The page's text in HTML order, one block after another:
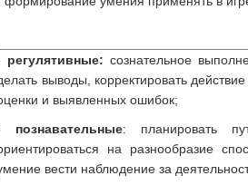
регулятивные:сознательное
выводы, корректировать
и выявленных ошибок;
познавательные: планировать
на разнообразие
вести наблюдение за